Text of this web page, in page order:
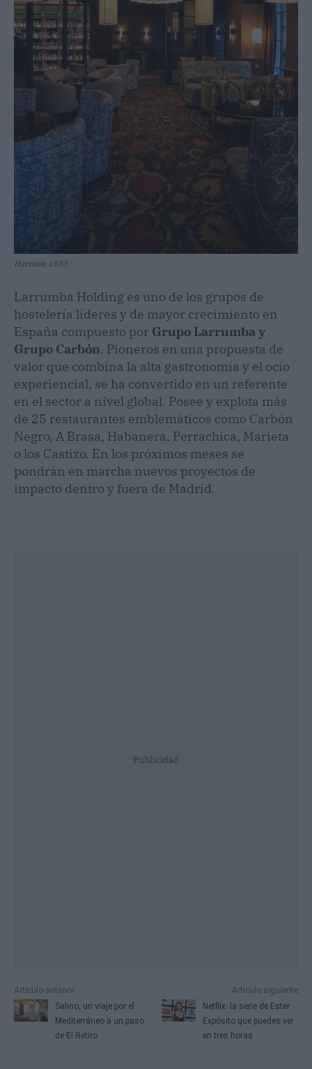
Harrison 1933
Larrumba Holding es uno de los grupos de
hostelería líderes y de mayor crecimiento en
España compuesto por Grupo Larrumba y
Grupo Carbón. Pioneros en una propuesta de
valor que combina la alta gastronomía y el ocio
experiencial, se ha convertido en un referente
en el sector a nivel global. Posee y explota más
de 25 restaurantes emblemáticos como Carbón
Negro, A Brasa, Habanera, Perrachica, Marieta
o los Castizo. En los próximos meses se
pondrán en marcha nuevos proyectos de
impacto dentro y fuera de Madrid.
Publicidad
Artículo anterior
Salino, un viaje por el
Mediterráneo a un paso
de El Retiro
Artículo siguiente
Netflix: la serie de Ester
Expósito que puedes ver
en tres horas